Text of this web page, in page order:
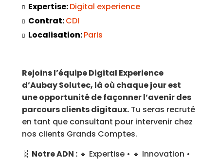
Expertise:Digital experience
Contrat:CDI
Localisation:Paris
Rejoins l’équipe Digital Experience
d’Aubay Solutec, là où chaque jour est
une opportunité de façonner l’avenir des
parcours clients digitaux.Tu seras recruté
en tant que consultant pour intervenir chez
nos clients Grands Comptes.
🧬 Notre ADN :🔹 Expertise • 🔹 Innovation •